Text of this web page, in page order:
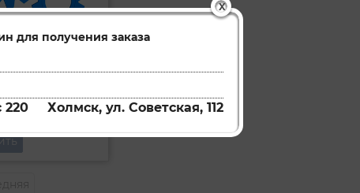
X
для получения заказа
220 Холмск, ул. Советская, 112
JDWB700RH